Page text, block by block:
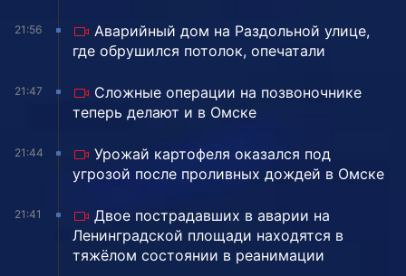
21:56
Аварийный дом на Раздольной улице,
где обрушился потолок, опечатали
21:47
Сложные операции на позвоночнике
теперь делают и в Омске
21:44
Урожай картофеля оказался под
угрозой после проливных дождей в Омске
21:41
Двое пострадавших в аварии на
Ленинградской площади находятся в
тяжёлом состоянии в реанимации